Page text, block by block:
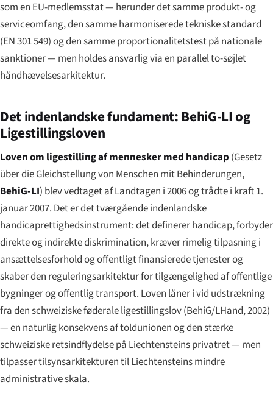
som en EU-medlemsstat — herunder det samme produkt- og
serviceomfang, den samme harmoniserede tekniske standard
(EN 301 549) og den samme proportionalitetstest på nationale
sanktioner — men holdes ansvarlig via en parallel to-søjlet
håndhævelses­arkitektur.
Det indenlandske fundament: BehiG-LI og
Ligestillingsloven
Loven om ligestilling af mennesker med handicap (Gesetz
über die Gleichstellung von Menschen mit Behinderungen,
BehiG-LI) blev vedtaget af Landtagen i 2006 og trådte i kraft 1.
januar 2007. Det er det tværgående indenlandske
handicaprettigheds­instrument: det definerer handicap, forbyder
direkte og indirekte diskrimination, kræver rimelig tilpasning i
ansættelsesforhold og offentligt finansierede tjenester og
skaber den regulerings­arkitektur for tilgængelighed af offentlige
bygninger og offentlig transport. Loven låner i vid udstrækning
fra den schweiziske føderale ligestillingslov (BehiG/LHand, 2002)
— en naturlig konsekvens af toldunionen og den stærke
schweiziske retsindflydelse på Liechtensteins privatret — men
tilpasser tilsynsarkitekturen til Liechtensteins mindre
administrative skala.